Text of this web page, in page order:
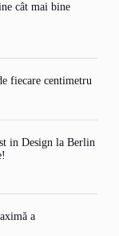
cât mai bine
fiecare centimetru
in Design la Berlin
a